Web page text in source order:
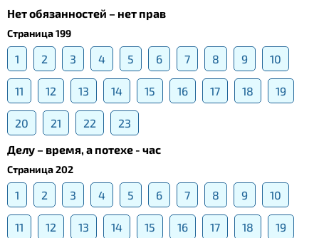
Нет обязанностей – нет прав
Страница 199
1 2 3 4 5 6 7 8 9 10
11 12 13 14 15 16 17 18 19
20 21 22
23
Делу – время, а потехе - час
Страница 202
1 2 3 4 5 6 7 8 9 10
11 12 13 14 15 16 17 18 19